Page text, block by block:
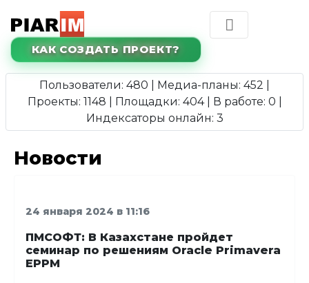
КАК СОЗДАТЬ ПРОЕКТ?
Пользователи: 480 | Медиа-планы: 452 |
Проекты: 1148 | Площадки: 404 | В работе: 0 |
Индексаторы онлайн: 3
Новости
24 января 2024 в 11:16
ПМСОФТ: В Казахстане пройдет
семинар по решениям Oracle Primavera
EPPM